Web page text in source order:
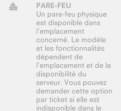
PARE-FEU
Un pare-feu physique
est disponible dans
l’emplacement
concerné. Le modèle
et les fonctionnalités
dépendent de
l’emplacement et de la
disponibilité du
serveur. Vous pouvez
demander cette option
par ticket si elle est
indisponible dans le